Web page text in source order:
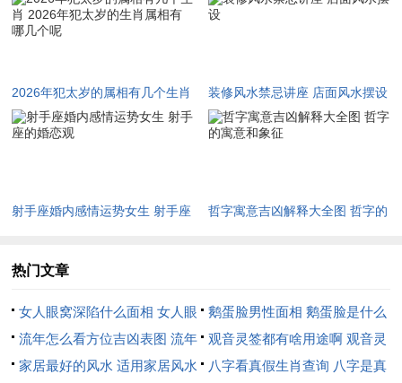
管旧疾，紧接着踏入丙午年属鼠者切记不要去太岁方正南与岁破
方正北动土装修，这两个方位的动荡磁场会加剧冲太岁的冲击
害太岁暗中损坏，生肖牛运势小人作祟与信任危机
丑牛遇午马，为「害太岁」，害，主陷害、侵害、暗害，代表着
系。
谤，明明辛苦付出的是自己，功劳却被旁人抢占；真心实意对待
朋友，却可能遭到无端误解与背叛，就职场晋升来讲这种暗中的
阻力最为致命，往往在关键时刻被人横插一杠，造成晋升无望。
2026年犯太岁的属相有几个生肖
2026年犯太岁的生肖属相有哪几
装修风水禁忌讲座 店面风水摆设
射手座婚内感情运势女生 射手座
哲字寓意吉凶解释大全图 哲字的
热门文章
女人眼窝深陷什么面相 女人眼
窝深陷是短命相吗
鹅蛋脸男性面相 鹅蛋脸是什么
脸型男性
流年怎么看方位吉凶表图 流年
位置怎么看
观音灵签都有啥用途啊 观音灵
签全部签签词
家居最好的风水 适用家居风水
八字看真假生肖查询 八字是真